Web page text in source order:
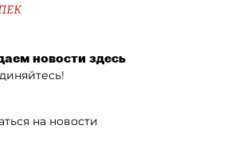
новости здесь
на новости